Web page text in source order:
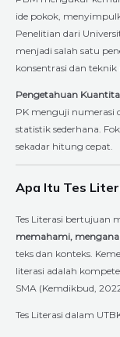
ide pokok,
Penelitian dari
menjadi salah satu
konsentrasi dan teknik
Pengetahuan
PK menguji numerasi
statistik sederhana.
sekadar hitung cepat.
Apa Itu Tes
Tes Literasi bertujuan
memahami,
teks dan konteks.
literasi adalah
SMA (Kemdikbud,
Tes Literasi dalam